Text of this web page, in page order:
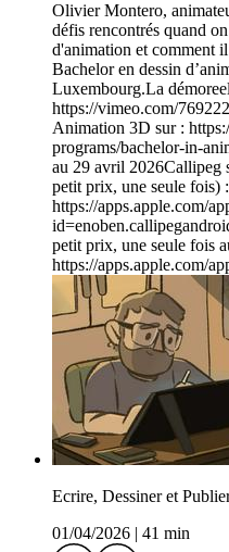
Olivier Montero,
défis rencontrés quand
d'animation et comment
Bachelor en dessin
Luxembourg.La
https://vimeo.com/
Animation 3D sur :
programs/bachelor-in-
au 29 avril 2026Callipeg
petit prix, une seule fois) :
https://apps.apple.com/
petit prix, une seule fois
https://apps.apple.com/
Ecrire, Dessiner et
01/04/2026
41 min